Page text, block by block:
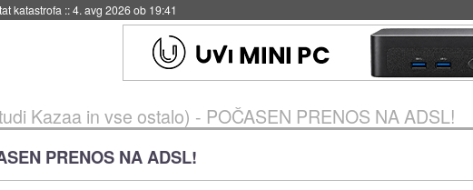
::4. avg 2026 ob 19:41
Kazaa in vse ostalo) - POČASEN PRENOS NA ADSL!
PRENOS NA ADSL!